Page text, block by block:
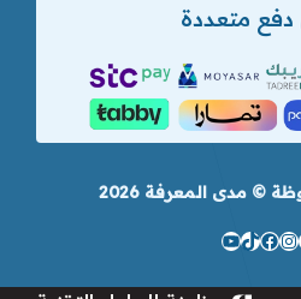
متعددة
© مدى المعرفة 2026
إنستجرام
فيسبوك
تيك
توك
يوتيوب